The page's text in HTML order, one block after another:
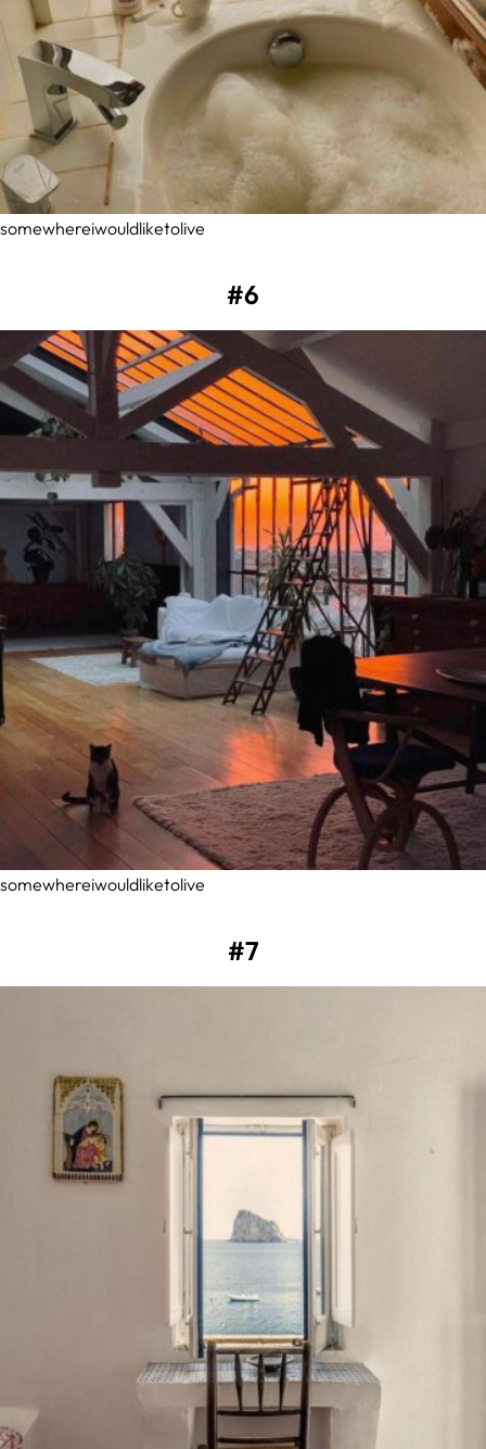
somewhereiwouldliketolive
#6
somewhereiwouldliketolive
#7